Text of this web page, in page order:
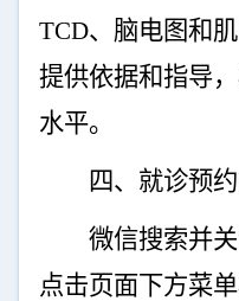
TCD、脑电图和
提供依据和指导
水平。
四、就诊预
微信搜索并关
点击页面下方菜